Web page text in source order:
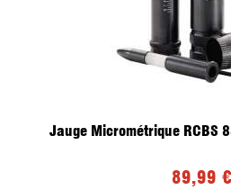
Jauge Micrométrique RCBS
89,99 €